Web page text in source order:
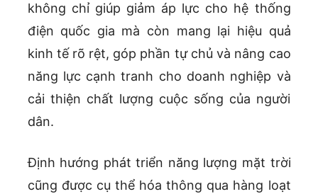
không chỉ giúp giảm áp lực cho hệ thống
điện quốc gia mà còn mang lại hiệu quả
kinh tế rõ rệt, góp phần tự chủ và nâng cao
năng lực cạnh tranh cho doanh nghiệp và
cải thiện chất lượng cuộc sống của người
dân.
Định hướng phát triển năng lượng mặt trời
cũng được cụ thể hóa thông qua hàng loạt